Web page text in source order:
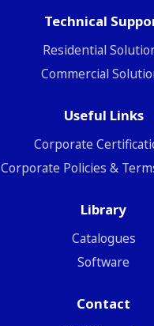
Technical
Residential
Commercial
Useful Links
Corporate
Corporate Policies &
Library
Catalogues
Software
Contact